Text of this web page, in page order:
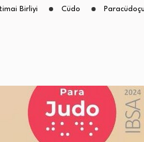
Birliyi Cüdo